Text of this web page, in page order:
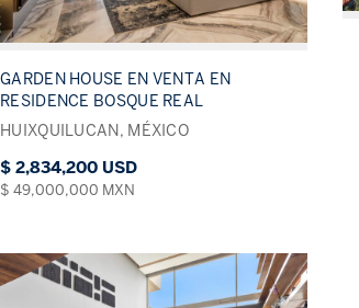
GARDEN HOUSE EN VENTA EN
RESIDENCE BOSQUE REAL
HUIXQUILUCAN, MÉXICO
$ 2,834,200 USD
$ 49,000,000 MXN